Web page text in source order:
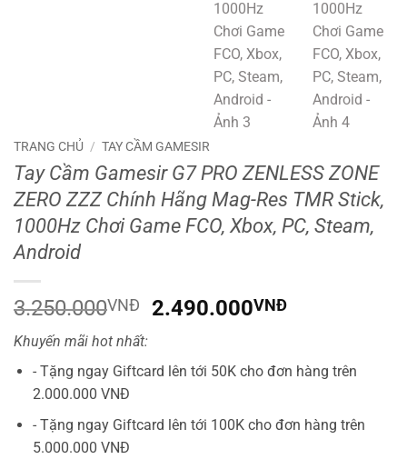
TRANG CHỦ / TAY CẦM GAMESIR
Tay Cầm Gamesir G7 PRO ZENLESS ZONE
ZERO ZZZ Chính Hãng Mag-Res TMR Stick,
1000Hz Chơi Game FCO, Xbox, PC, Steam,
Android
3.250.000VNĐ
Giá
3.250.000VNĐ.
2.490.000VNĐGiá
là:
Khuyến mãi hot nhất:
- Tặng ngay Giftcard lên tới 50K cho đơn hàng trên
2.000.000 VNĐ
- Tặng ngay Giftcard lên tới 100K cho đơn hàng trên
5.000.000 VNĐ